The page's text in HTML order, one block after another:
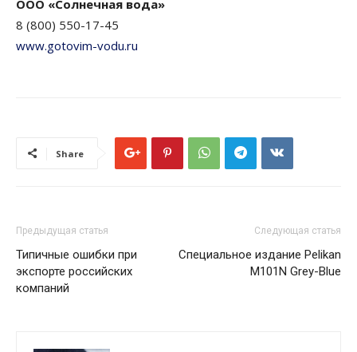
ООО «Солнечная вода»
8 (800) 550-17-45
www.gotovim-vodu.ru
Share
Предыдущая статья
Типичные ошибки при
экспорте российских
компаний
Следующая статья
Специальное издание Pelikan
M101N Grey-Blue